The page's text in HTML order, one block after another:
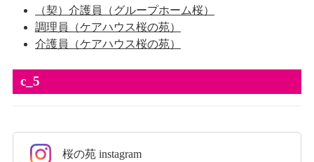
グループホーム桜
デイサービス桜の苑
（契）介護員（グループホーム桜）
調理員（ケアハウス桜の苑）
介護員（ケアハウス桜の苑）
c_5
桜の苑 instagram